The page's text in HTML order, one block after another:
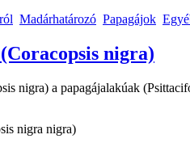
Madárhatározó Papagájok
nigra)
nigra) a papagájalakúak
nigra nigra)